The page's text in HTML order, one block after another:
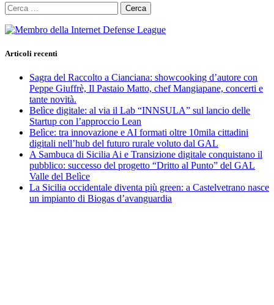
Ricerca
per:
Articoli recenti
Sagra del Raccolto a Cianciana: showcooking d’autore con
Peppe Giuffrè, Il Pastaio Matto, chef Mangiapane, concerti e
tante novità.
Belìce digitale: al via il Lab “INNSULA” sul lancio delle
Startup con l’approccio Lean
Belìce: tra innovazione e AI formati oltre 10mila cittadini
digitali nell’hub del futuro rurale voluto dal GAL
A Sambuca di Sicilia Ai e Transizione digitale conquistano il
pubblico: successo del progetto “Dritto al Punto” del GAL
Valle del Belìce
La Sicilia occidentale diventa più green: a Castelvetrano nasce
un impianto di Biogas d’avanguardia